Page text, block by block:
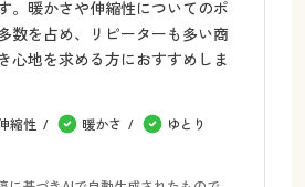
。暖かさや伸縮性についてのポ
数を占め、リピーターも多い商
心地を求める方におすすめしま
縮性 暖かさ
ゆとり